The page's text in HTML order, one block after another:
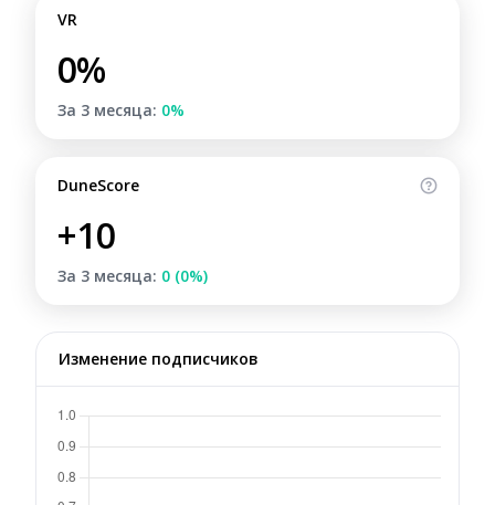
VR
0%
За 3 месяца: 0%
DuneScore
+10
За 3 месяца: 0 (0%)
Изменение подписчиков